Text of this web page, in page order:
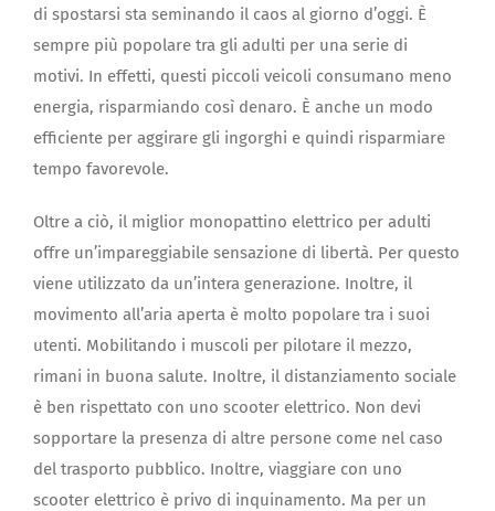
di spostarsi sta seminando il caos al giorno d’oggi. È
sempre più popolare tra gli adulti per una serie di
motivi. In effetti, questi piccoli veicoli consumano meno
energia, risparmiando così denaro. È anche un modo
efficiente per aggirare gli ingorghi e quindi risparmiare
tempo favorevole.
Oltre a ciò, il miglior monopattino elettrico per adulti
offre un’impareggiabile sensazione di libertà. Per questo
viene utilizzato da un’intera generazione. Inoltre, il
movimento all’aria aperta è molto popolare tra i suoi
utenti. Mobilitando i muscoli per pilotare il mezzo,
rimani in buona salute. Inoltre, il distanziamento sociale
è ben rispettato con uno scooter elettrico. Non devi
sopportare la presenza di altre persone come nel caso
del trasporto pubblico. Inoltre, viaggiare con uno
scooter elettrico è privo di inquinamento. Ma per un